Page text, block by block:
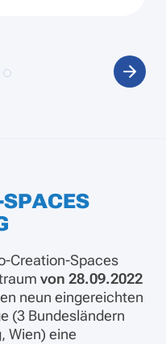
Creation-Spaces
von 28.09.2022
neun eingereichten
(3 Bundesländern
Wien) eine